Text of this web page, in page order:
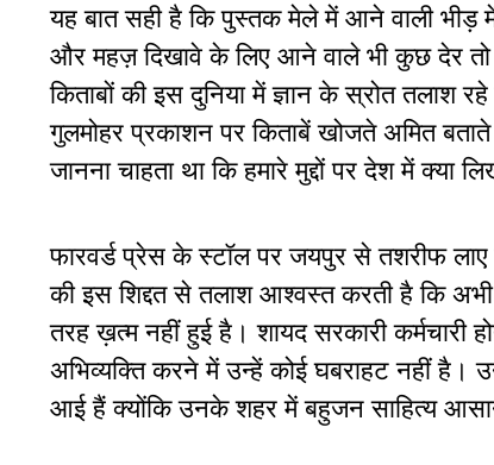
यह बात सही है कि पुस्तक मेले में आने वाली भीड़
और महज़ दिखावे के लिए आने वाले भी कुछ देर
किताबों की इस दुनिया में ज्ञान के स्रोत तलाश
गुलमोहर प्रकाशन पर किताबें खोजते अमित
जानना चाहता था कि हमारे मुद्दों पर देश में क्या
फारवर्ड प्रेस के स्टॉल पर जयपुर से तशरीफ
की इस शिद्दत से तलाश आश्वस्त करती है कि अभी
तरह ख़त्म नहीं हुई है। शायद सरकारी
अभिव्यक्ति करने में उन्हें कोई घबराहट नहीं है।
आई हैं क्योंकि उनके शहर में बहुजन साहित्य